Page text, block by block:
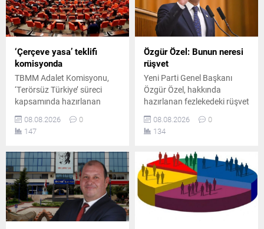
‘Çerçeve yasa’ teklifi
komisyonda
TBMM Adalet Komisyonu,
‘Terörsüz Türkiye’ süreci
kapsamında hazırlanan
çerçeve yasa teklifini
görüşmek üzere toplandı.
Toplantıda iktidar ve
arasında usul ve içerik
tartışmaları yaşandı.
08.08.2026
0
147
Özgür Özel: Bunun neresi
rüşvet
Yeni Parti Genel Başkanı
Özgür Özel, hakkında
hazırlanan fezlekedeki rüşvet
iddiasına tepki göstererek,
kurultay masrafları için para
verilmiş olsa bile bunun
savundu.
08.08.2026
0
134